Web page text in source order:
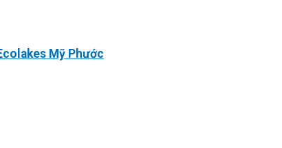
Mỹ Phước